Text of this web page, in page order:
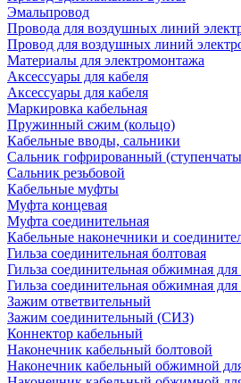
Эмальпровод
Провода для воздушных линий
Провод для воздушных линий
Материалы для электромонтажа
Аксессуары для кабеля
Аксессуары для кабеля
Маркировка кабельная
Пружинный сжим (кольцо)
Кабельные вводы, сальники
Сальник гофрированный
Сальник резьбовой
Кабельные муфты
Муфта концевая
Муфта соединительная
Кабельные наконечники и
Гильза соединительная болтовая
Гильза соединительная обжимная
Гильза соединительная обжимная
Зажим ответвительный
Зажим соединительный (СИЗ)
Коннектор кабельный
Наконечник кабельный болтовой
Наконечник кабельный обжимной